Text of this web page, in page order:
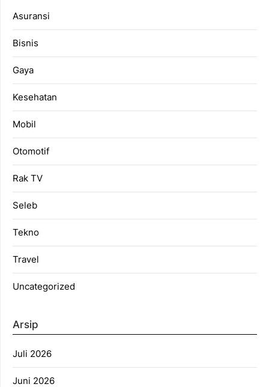
Asuransi
Bisnis
Gaya
Kesehatan
Mobil
Otomotif
Rak TV
Seleb
Tekno
Travel
Uncategorized
Arsip
Juli 2026
Juni 2026